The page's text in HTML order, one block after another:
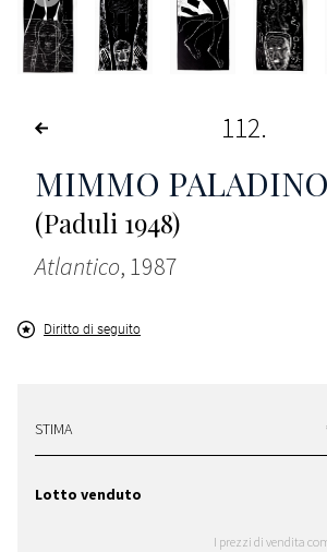
112
MIMMO PALADINO
(Paduli 1948)
Atlantico, 1987
Diritto di seguito
STIMA
Lotto venduto
I prezzi di vendita